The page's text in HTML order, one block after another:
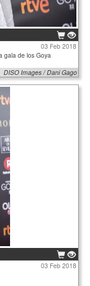
03 Feb 2018
gala de los Goya
DISO Images / Dani Gago
03 Feb 2018